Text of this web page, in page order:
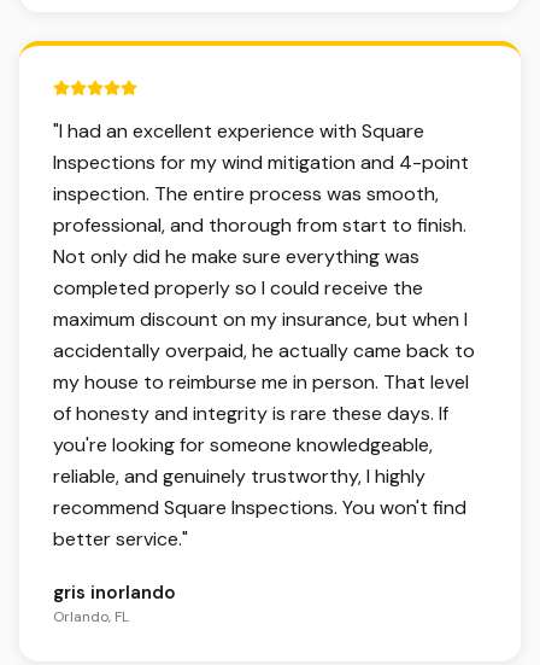
5 out of 5 stars.
"I had an excellent experience with Square
Inspections for my wind mitigation and 4-point
inspection. The entire process was smooth,
professional, and thorough from start to finish.
Not only did he make sure everything was
completed properly so I could receive the
maximum discount on my insurance, but when I
accidentally overpaid, he actually came back to
my house to reimburse me in person. That level
of honesty and integrity is rare these days. If
you're looking for someone knowledgeable,
reliable, and genuinely trustworthy, I highly
recommend Square Inspections. You won't find
better service."
gris inorlando
Orlando, FL